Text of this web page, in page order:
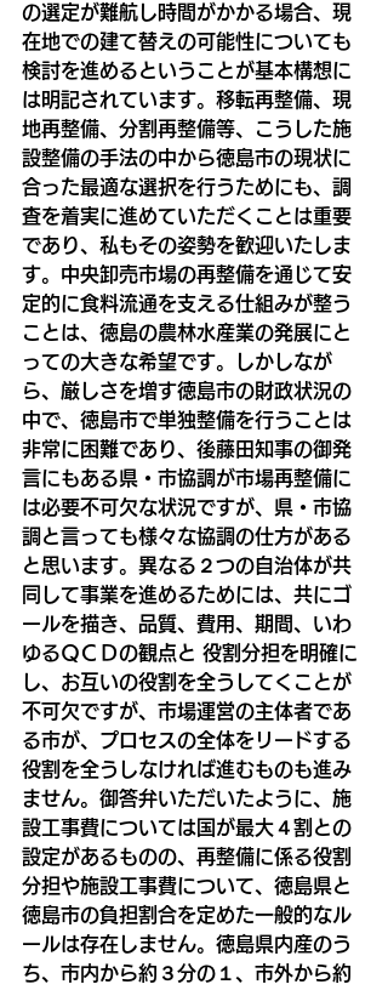
の選定が難航し時間がかかる場合、現
在地での建て替えの可能性についても
検討を進めるということが基本構想に
は明記されています。移転再整備、現
地再整備、分割再整備等、こうした施
設整備の手法の中から徳島市の現状に
合った最適な選択を行うためにも、調
査を着実に進めていただくことは重要
であり、私もその姿勢を歓迎いたしま
す。中央卸売市場の再整備を通じて安
定的に食料流通を支える仕組みが整う
ことは、徳島の農林水産業の発展にと
っての大きな希望です。しかしなが
ら、厳しさを増す徳島市の財政状況の
中で、徳島市で単独整備を行うことは
非常に困難であり、後藤田知事の御発
言にもある県・市協調が市場再整備に
は必要不可欠な状況ですが、県・市協
調と言っても様々な協調の仕方がある
と思います。異なる２つの自治体が共
同して事業を進めるためには、共にゴ
ールを描き、品質、費用、期間、いわ
ゆるＱＣＤの観点と 役割分担を明確に
し、お互いの役割を全うしてくことが
不可欠ですが、市場運営の主体者であ
る市が、プロセスの全体をリードする
役割を全うしなければ進むものも進み
ません。御答弁いただいたように、施
設工事費については国が最大４割との
設定があるものの、再整備に係る役割
分担や施設工事費について、徳島県と
徳島市の負担割合を定めた一般的なル
ールは存在しません。徳島県内産のう
ち、市内から約３分の１、市外から約